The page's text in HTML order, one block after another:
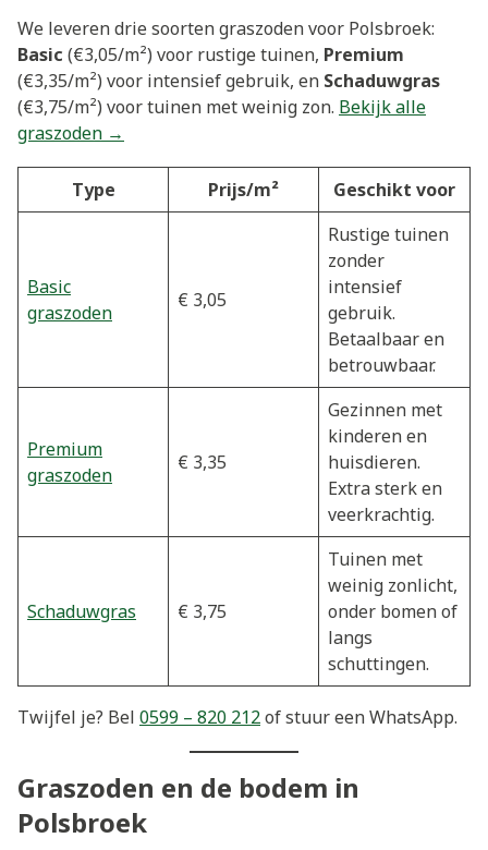
We leveren drie soorten graszoden voor Polsbroek:
Basic (€3,05/m²) voor rustige tuinen, Premium
(€3,35/m²) voor intensief gebruik, en Schaduwgras
(€3,75/m²) voor tuinen met weinig zon. Bekijk alle
graszoden →
Type Prijs/m² Geschikt voor
Basic
graszoden
€ 3,05
Rustige tuinen
zonder
intensief
gebruik.
Betaalbaar en
betrouwbaar.
Premium
graszoden
€ 3,35
Gezinnen met
kinderen en
huisdieren.
Extra sterk en
veerkrachtig.
Schaduwgras € 3,75
Tuinen met
weinig zonlicht,
onder bomen of
langs
schuttingen.
Twijfel je? Bel 0599 – 820 212of stuur een WhatsApp.
Graszoden en de bodem in
Polsbroek